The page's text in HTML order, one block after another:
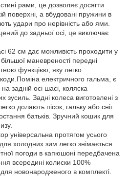
рами, це дозволяє досягти
поверхні, а вбудовані пружини в
удари про нерівність або ями.
до задньої осі, це виключає
62 см дає можливість проходити у
маневреності передні
функцією, яку легко
електричного гальма, є
задній осі шасі, коляска
зусиль. Задні колеса виготовлені з
долають пісок, гальку або сніг.
батьків. Зручний кошик для
універсальна протягом усього
холодних зим легко знімається
погоди в капюшоні передбачена
всередині колиски 100%
новонародженого в комплекті.